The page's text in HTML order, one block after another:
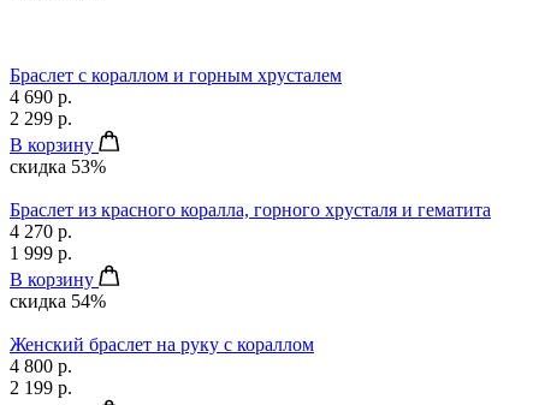
Браслет с кораллом и горным хрусталем
4 690 р.
2 299 р.
В корзину
скидка 53%
Браслет из красного коралла, горного хрусталя и гематита
4 270 р.
1 999 р.
В корзину
скидка 54%
Женский браслет на руку с кораллом
4 800 р.
2 199 р.